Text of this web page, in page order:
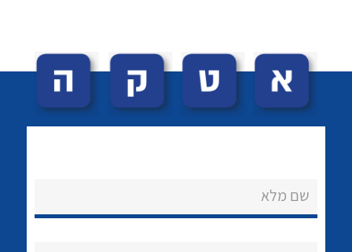
נקודות מכירה
שם מלא